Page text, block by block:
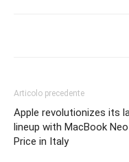
Articolo precedente
Apple revolutionizes its
lineup with MacBook
Price in Italy